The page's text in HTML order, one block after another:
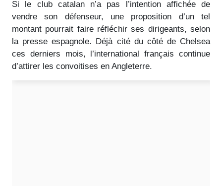
Si le club catalan n’a pas l’intention affichée de
vendre son défenseur, une proposition d’un tel
montant pourrait faire réfléchir ses dirigeants, selon
la presse espagnole. Déjà cité du côté de Chelsea
ces derniers mois, l’international français continue
d’attirer les convoitises en Angleterre.